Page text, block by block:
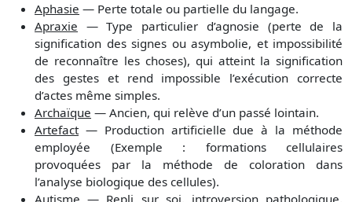
Aphasie — Perte totale ou partielle du langage.
Apraxie — Type particulier d’agnosie (perte de la
signification des signes ou asymbolie, et impossibilité
de reconnaître les choses), qui atteint la signification
des gestes et rend impossible l’exécution correcte
d’actes même simples.
Archaïque — Ancien, qui relève d’un passé lointain.
Artefact — Production artificielle due à la méthode
employée (Exemple : formations cellulaires
provoquées par la méthode de coloration dans
l’analyse biologique des cellules).
Autisme — Repli sur soi, introversion pathologique,